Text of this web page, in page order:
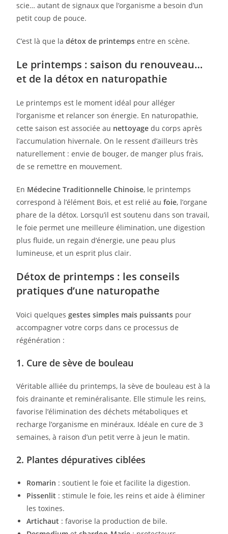
scie… autant de signaux que l’organisme a besoin d’un
petit coup de pouce.
C’est là que ladétox de printemps entre en scène.
Le printemps : saison du renouveau…
et de la détox en naturopathie
Le printemps est le moment idéal pour alléger
l’organisme et relancer son énergie. En naturopathie,
cette saison est associée au nettoyage du corps après
l’accumulation hivernale. On le ressent d’ailleurs très
naturellement : envie de bouger, de manger plus frais,
de se remettre en mouvement.
En Médecine Traditionnelle Chinoise, le printemps
correspond à l’élément Bois, et est relié aufoie, l’organe
phare de la détox. Lorsqu’il est soutenu dans son travail,
le foie permet une meilleure élimination, une digestion
plus fluide, un regain d’énergie, une peau plus
lumineuse, et un esprit plus clair.
Détox de printemps : les conseils
pratiques d’une naturopathe
Voici quelquesgestes simples mais puissants pour
accompagner votre corps dans ce processus de
régénération :
1. Cure de sève de bouleau
Véritable alliée du printemps, la sève de bouleau est à la
fois drainante et reminéralisante. Elle stimule les reins,
favorise l’élimination des déchets métaboliques et
recharge l’organisme en minéraux. Idéale en cure de 3
semaines, à raison d’un petit verre à jeun le matin.
2. Plantes dépuratives ciblées
Romarin : soutient le foie et facilite la digestion.
Pissenlit : stimule le foie, les reins et aide à éliminer
les toxines.
Artichaut : favorise la production de bile.